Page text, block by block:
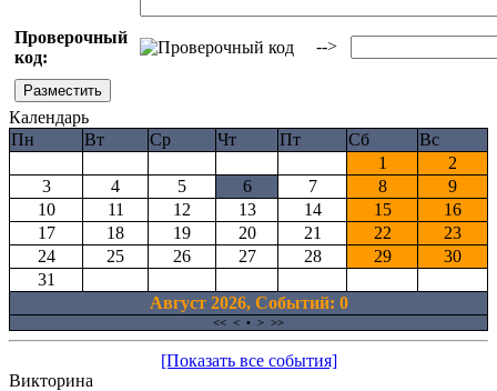
Проверочный
код:
-->
Календарь
Пн
Вт Ср Чт Пт Сб
Вс
1
2
3
4 5 6 7 8
9
10
11 12 13 14 15
16
17
18 19 20 21 22
23
24
25 26 27 28 29
30
31
Август 2026, Cобытий: 0
<< < • > >>
[Показать все события]
Викторина